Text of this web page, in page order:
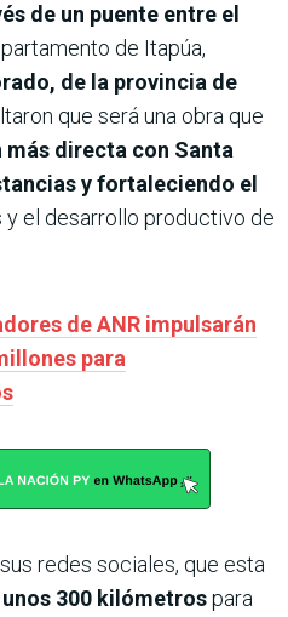
de un puente entre el
de Itapúa,
de la provincia de
que será una obra que
directa con Santa
y fortaleciendo el
y el desarrollo productivo de
de ANR impulsarán
para
redes sociales, que esta
300 kilómetrospara